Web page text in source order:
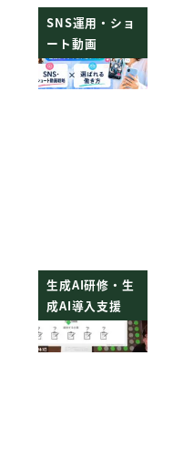
SNS運用・ショ
ート動画
生成AI研修・生
成AI導入支援